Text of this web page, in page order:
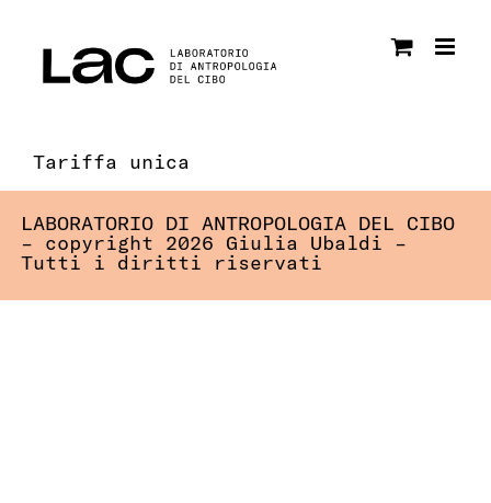
contenuto
Tariffa unica
LABORATORIO DI ANTROPOLOGIA DEL CIBO
– copyright 2026 Giulia Ubaldi –
Tutti i diritti riservati